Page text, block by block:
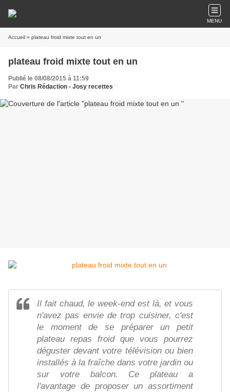
MENU
Accueil » plateau froid mixte tout en un
plateau froid mixte tout en un
Publié le 08/08/2015 à 11:59
Par Chris Rédaction - Josy recettes
Il fait chaud, le week-end est là, et vous
n'avez pas envie de trop cuisiner, c'est
le moment de se préparer un petit
plateau repas froid que vous pourrez
déguster devant votre télévision ou bien
installés à la fraîche dans votre jardin ou
sur votre balcon. Ce plateau a
l'avantage de proposer un assortiment